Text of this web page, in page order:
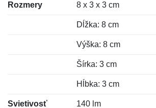
Rozmery 8 x 3 x 3 cm
Dĺžka: 8 cm
Výška: 8 cm
Šírka: 3 cm
Hĺbka: 3 cm
Svietivosť 140 lm